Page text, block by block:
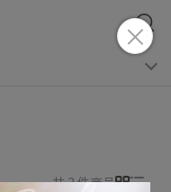
共 2 件商品